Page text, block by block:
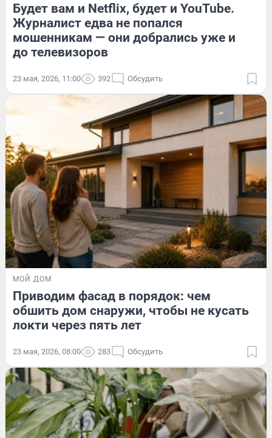
Будет вам и Netflix, будет и YouTube.
Журналист едва не попался
мошенникам — они добрались уже и
до телевизоров
23 мая, 2026, 11:00 392 Обсудить
МОЙ ДОМ
Приводим фасад в порядок: чем
обшить дом снаружи, чтобы не кусать
локти через пять лет
23 мая, 2026, 08:00 283 Обсудить